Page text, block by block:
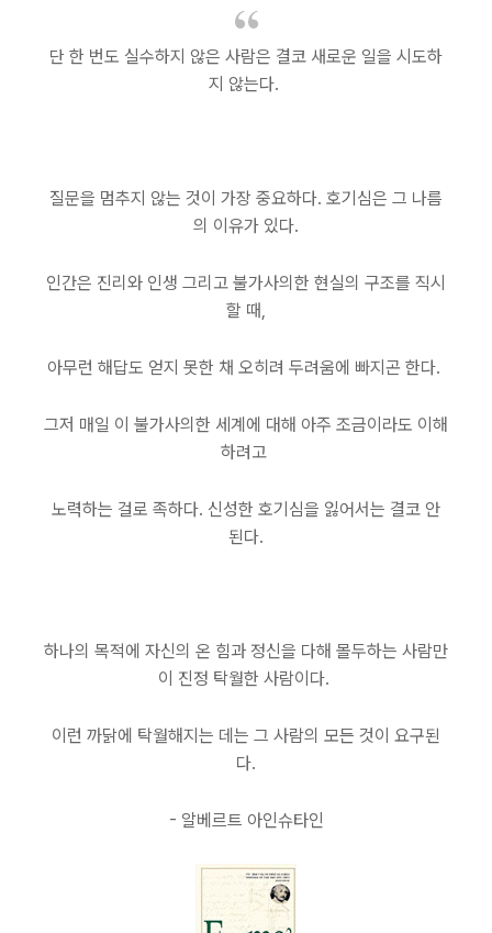
단 한 번도 실수하지 않은 사람은 결코 새로운 일을 시도하
지 않는다.
질문을 멈추지 않는 것이 가장 중요하다. 호기심은 그 나름
의 이유가 있다.
인간은 진리와 인생 그리고 불가사의한 현실의 구조를 직시
할 때,
아무런 해답도 얻지 못한 채 오히려 두려움에 빠지곤 한다.
그저 매일 이 불가사의한 세계에 대해 아주 조금이라도 이해
하려고
노력하는 걸로 족하다. 신성한 호기심을 잃어서는 결코 안
된다.
하나의 목적에 자신의 온 힘과 정신을 다해 몰두하는 사람만
이 진정 탁월한 사람이다.
이런 까닭에 탁월해지는 데는 그 사람의 모든 것이 요구된
다.
- 알베르트 아인슈타인